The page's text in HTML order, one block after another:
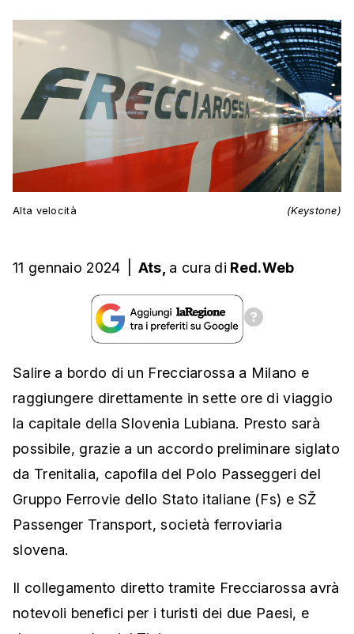
Alta velocità (Keystone)
11 gennaio 2024 Ats, a cura di Red.Web
Salire a bordo di un Frecciarossa a Milano e
raggiungere direttamente in sette ore di viaggio
la capitale della Slovenia Lubiana. Presto sarà
possibile, grazie a un accordo preliminare siglato
da Trenitalia, capofila del Polo Passeggeri del
Gruppo Ferrovie dello Stato italiane (Fs) e SŽ
Passenger Transport, società ferroviaria
slovena.
Il collegamento diretto tramite Frecciarossa avrà
notevoli benefici per i turisti dei due Paesi, e